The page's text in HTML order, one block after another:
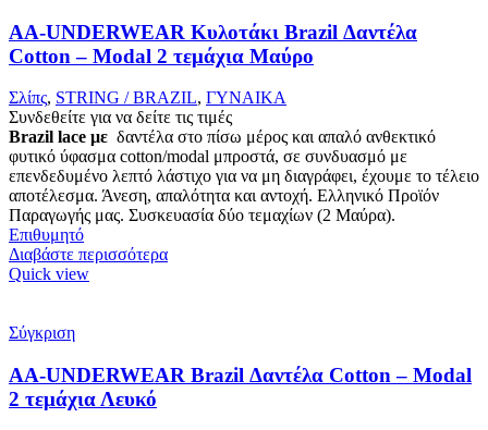
AA-UNDERWEAR Κυλοτάκι Brazil Δαντέλα
Cotton – Modal 2 τεμάχια Μαύρο
Σλίπς, STRING / BRAZIL, ΓΥΝΑΙΚΑ
Συνδεθείτε για να δείτε τις τιμές
Brazil lace με δαντέλα στο πίσω μέρος και απαλό ανθεκτικό
φυτικό ύφασμα cotton/modal μπροστά, σε συνδυασμό με
επενδεδυμένο λεπτό λάστιχο για να μη διαγράφει, έχουμε το τέλειο
αποτέλεσμα. Άνεση, απαλότητα και αντοχή. Ελληνικό Προϊόν
Παραγωγής μας. Συσκευασία δύο τεμαχίων (2 Μαύρα).
Επιθυμητό
Διαβάστε περισσότερα
Quick view
Σύγκριση
AA-UNDERWEAR Brazil Δαντέλα Cotton – Modal
2 τεμάχια Λευκό